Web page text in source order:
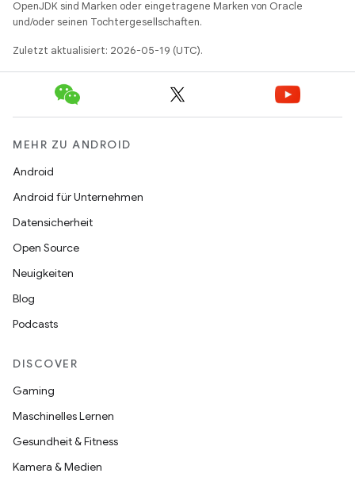
OpenJDK sind Marken oder eingetragene Marken von Oracle
und/oder seinen Tochtergesellschaften.
Zuletzt aktualisiert: 2026-05-19 (UTC).
MEHR ZU ANDROID
Android
Android für Unternehmen
Datensicherheit
Open Source
Neuigkeiten
Blog
Podcasts
DISCOVER
Gaming
Maschinelles Lernen
Gesundheit & Fitness
Kamera & Medien